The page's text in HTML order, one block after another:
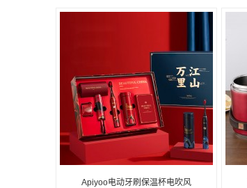
Apiyoo电动牙刷保温杯电吹风